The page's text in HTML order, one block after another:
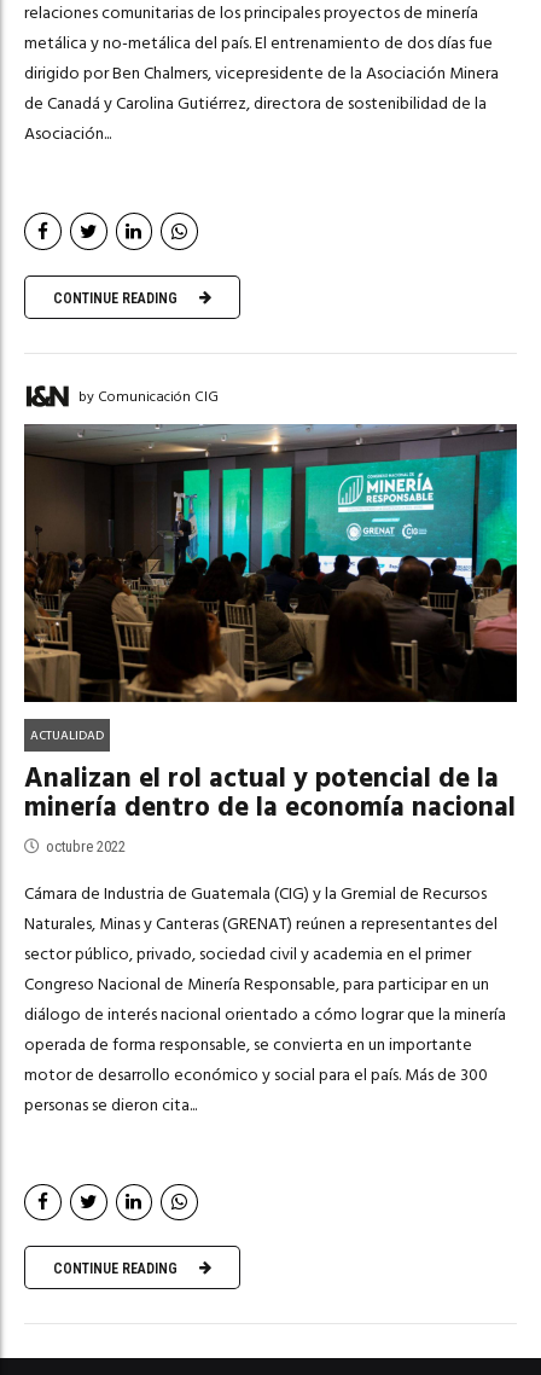
relaciones comunitarias de los principales proyectos de minería
metálica y no-metálica del país. El entrenamiento de dos días fue
dirigido por Ben Chalmers, vicepresidente de la Asociación Minera
de Canadá y Carolina Gutiérrez, directora de sostenibilidad de la
Asociación...
CONTINUE READING
by Comunicación CIG
ACTUALIDAD
Analizan el rol actual y potencial de la
minería dentro de la economía nacional
octubre 2022
Cámara de Industria de Guatemala (CIG) y la Gremial de Recursos
Naturales, Minas y Canteras (GRENAT) reúnen a representantes del
sector público, privado, sociedad civil y academia en el primer
Congreso Nacional de Minería Responsable, para participar en un
diálogo de interés nacional orientado a cómo lograr que la minería
operada de forma responsable, se convierta en un importante
motor de desarrollo económico y social para el país. Más de 300
personas se dieron cita...
CONTINUE READING